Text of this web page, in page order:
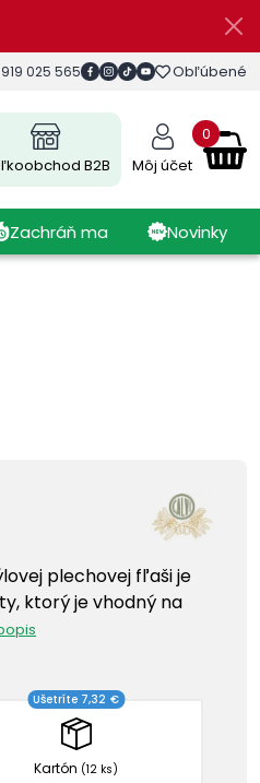
025 565 Obľúbené
B2B Môj účet
0
Zachráň ma Novinky
plechovej fľaši je
ktorý je vhodný na
Kartón (12 ks)
Ušetríte 7,32 €